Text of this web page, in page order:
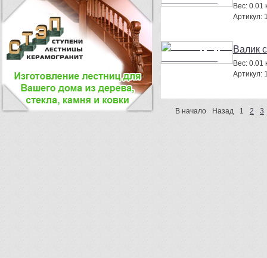
Вес: 0.01
Артикул:
Валик
Вес: 0.01
Артикул:
В начало Назад 1 2 3